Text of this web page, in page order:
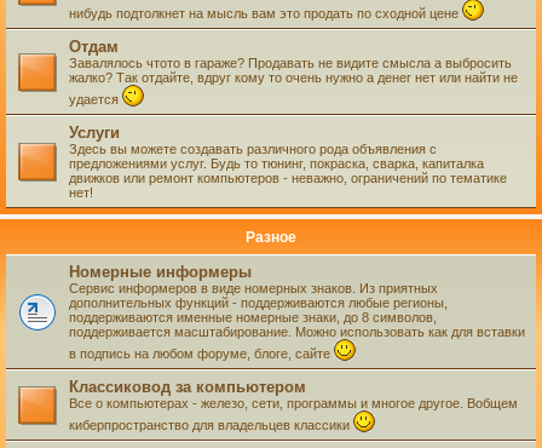
нибудь подтолкнет на мысль вам это продать по сходной цене
Отдам
Завалялось чтото в гараже? Продавать не видите смысла а выбросить
жалко? Так отдайте, вдруг кому то очень нужно а денег нет или найти не
удается
Услуги
Здесь вы можете создавать различного рода объявления с
предложениями услуг. Будь то тюнинг, покраска, сварка, капиталка
движков или ремонт компьютеров - неважно, ограничений по тематике
нет!
Разное
Номерные информеры
Сервис информеров в виде номерных знаков. Из приятных
дополнительных функций - поддерживаются любые регионы,
поддерживаются именные номерные знаки, до 8 символов,
поддерживается масштабирование. Можно использовать как для вставки
в подпись на любом форуме, блоге, сайте
Классиковод за компьютером
Все о компьютерах - железо, сети, программы и многое другое. Вобщем
киберпространство для владельцев классики